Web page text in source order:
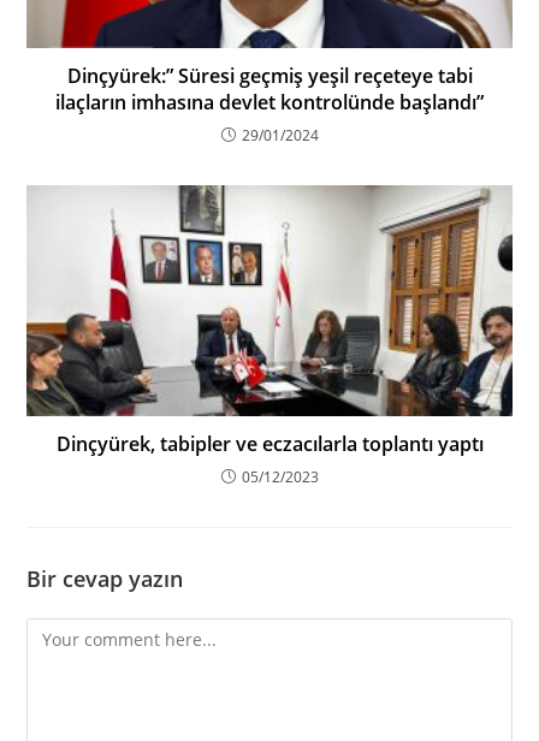
Dinçyürek:” Süresi geçmiş yeşil reçeteye tabi
ilaçların imhasına devlet kontrolünde başlandı”
29/01/2024
Dinçyürek, tabipler ve eczacılarla toplantı yaptı
05/12/2023
Bir cevap yazın
Comment